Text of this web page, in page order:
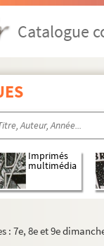
Catalogue
Imprimés
multimédia
: 7e, 8e et 9e